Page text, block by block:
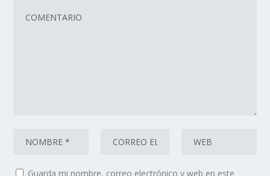
Guarda mi nombre, correo electrónico y web en este